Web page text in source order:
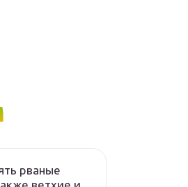
рваные